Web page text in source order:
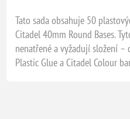
Tato sada obsahuje 50
Citadel 40mm Round Bases.
nenatřené a vyžadují složení
Plastic Glue a Citadel Colour